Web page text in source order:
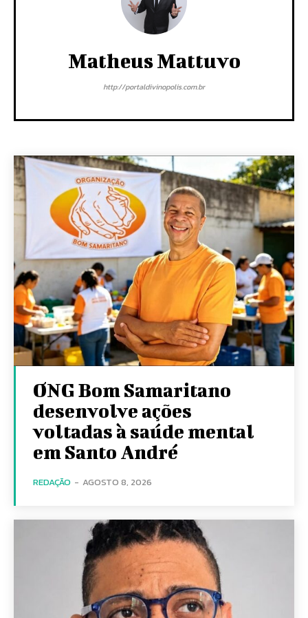
Matheus Mattuvo
http://portaldivinopolis.com.br
ONG Bom Samaritano
desenvolve ações
voltadas à saúde mental
em Santo André
REDAÇÃO - AGOSTO 8, 2026